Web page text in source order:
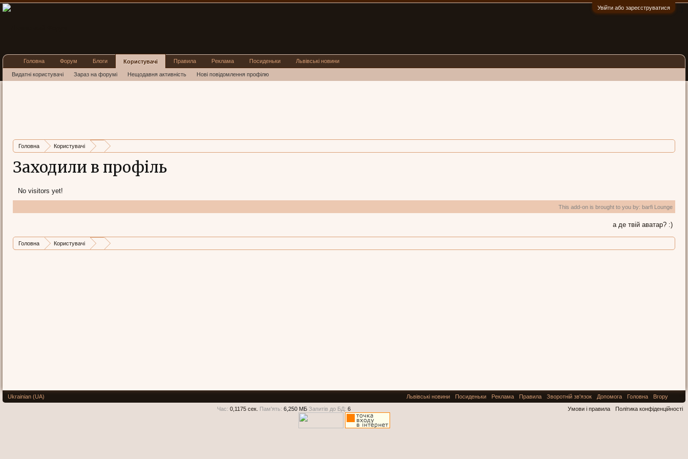
Увійти або зареєструватися
Головна Користувачі
Заходили в профіль
No visitors yet!
This add-on is brought to you by: barfi Lounge
а де твій аватар? :)
Головна Користувачі
Головна Форум Блоги Користувачі
Видатні користувачі Зараз на форумі Нещодавня активність Нові повідомлення профілю
Правила Реклама Посиденьки Львівські новини
Ukrainian (UA) Львівські новини Посиденьки Реклама Правила Зворотній зв'язок Допомога Головна
Вгору
Умови і правила
Політика конфіденційності
Час: 0,1175 сек. Пам'ять: 6,250 МБ Запитів до БД: 6